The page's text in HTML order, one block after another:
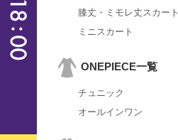
膝丈・ミモレ丈スカート
ミニスカート
ONEPIECE一覧
チュニック
オールインワン